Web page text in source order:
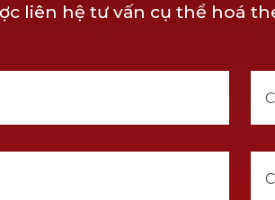
liên hệ tư vấn cụ thể hoá